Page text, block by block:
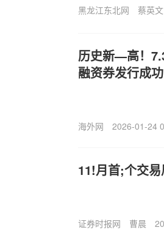
黑龙江东北网 蔡英文
历史新—高！
融资券发行成功
海外网 2026-01-24
11!月首;个交
证券时报网 曹晨